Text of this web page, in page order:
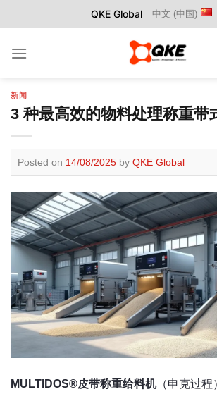
to
QKE Global 中文 (中国)
新闻
3 种最高效的物料处理称重带
Posted on 14/08/2025 by QKE Global
MULTIDOS®皮带称重给料机（申克过程